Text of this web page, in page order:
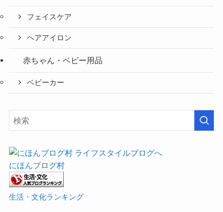
フェイスケア
ヘアアイロン
赤ちゃん・ベビー用品
ベビーカー
にほんブログ村
生活・文化ランキング